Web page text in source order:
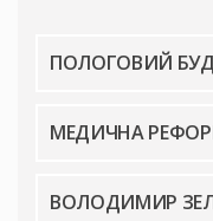
ПОЛОГОВИЙ
МЕДИЧНА
ВОЛОДИМИР